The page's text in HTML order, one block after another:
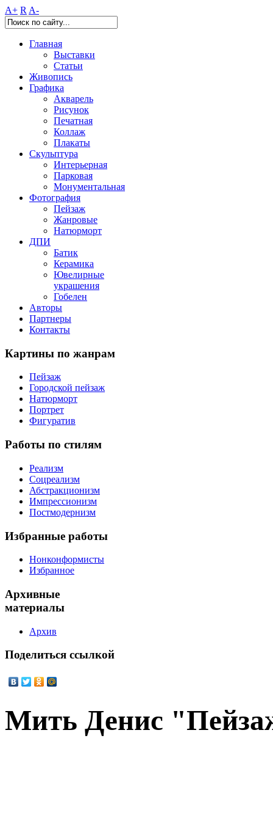
A+ R A-
Главная
Выставки
Статьи
Живопись
Графика
Акварель
Рисунок
Печатная
Коллаж
Плакаты
Скульптура
Интерьерная
Парковая
Монументальная
Фотография
Пейзаж
Жанровые
Натюрморт
ДПИ
Батик
Керамика
Ювелирные
украшения
Гобелен
Авторы
Партнеры
Контакты
Картины по жанрам
Пейзаж
Городской пейзаж
Натюрморт
Портрет
Фигуратив
Работы по стилям
Реализм
Соцреализм
Абстракционизм
Импрессионизм
Постмодернизм
Избранные работы
Нонконформисты
Избранное
Архивные
материалы
Архив
Поделиться ссылкой
Мить Денис